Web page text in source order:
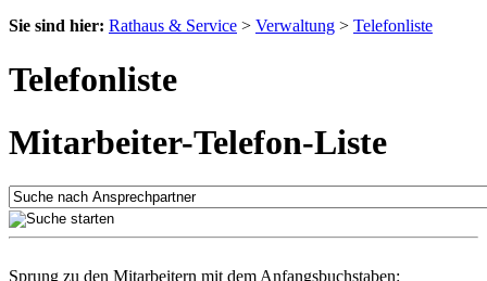
Sie sind hier: Rathaus & Service > Verwaltung > Telefonliste
Telefonliste
Mitarbeiter-Telefon-Liste
Sprung zu den Mitarbeitern mit dem Anfangsbuchstaben: